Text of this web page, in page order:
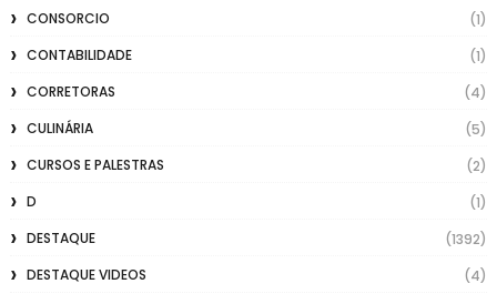
CONSORCIO
(1)
CONTABILIDADE
(1)
CORRETORAS
(4)
CULINÁRIA
(5)
CURSOS E PALESTRAS
(2)
D
(1)
DESTAQUE
(1392)
DESTAQUE VIDEOS
(4)